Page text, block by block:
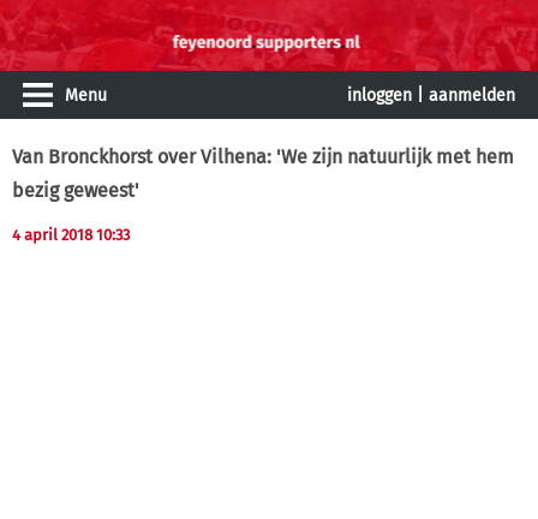
Menu inloggen aanmelden
Van Bronckhorst over Vilhena: 'We zijn natuurlijk met hem
bezig geweest'
4 april 2018 10:33